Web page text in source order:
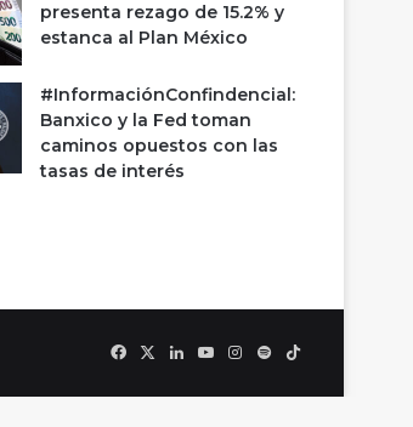
presenta rezago de 15.2% y
estanca al Plan México
#InformaciónConfindencial:
Banxico y la Fed toman
caminos opuestos con las
tasas de interés
FacebookLinkedInYouTubeInstagram
SpotifyTikTok